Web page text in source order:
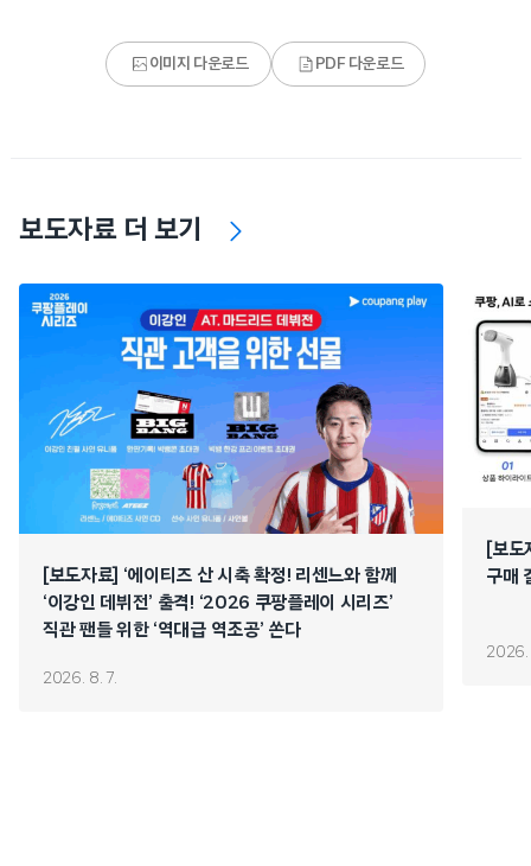
이미지 다운로드 PDF 다운로드
보도자료 더 보기
[보도자료] ‘에이티즈 산 시축 확정! 리센느와 함께
‘이강인 데뷔전’ 출격! ‘2026 쿠팡플레이 시리즈’
직관 팬들 위한 ‘역대급 역조공’ 쏜다
2026. 8. 7.
[보
구매
2026.